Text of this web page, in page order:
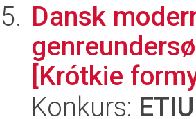
Dansk
[Krótkie
Konkurs: